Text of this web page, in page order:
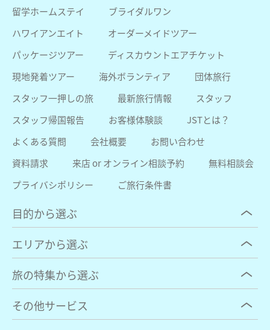
留学ホームステイ
ブライダルワン
ハワイアンエイト
オーダーメイドツアー
パッケージツアー
ディスカウントエアチケット
現地発着ツアー
海外ボランティア
団体旅行
スタッフ一押しの旅
最新旅行情報
スタッフ
スタッフ帰国報告
お客様体験談
JSTとは？
よくある質問
会社概要
お問い合わせ
資料請求
来店 or オンライン相談予約
無料相談会
プライバシポリシー
ご旅行条件書
目的から選ぶ
エリアから選ぶ
旅の特集から選ぶ
その他サービス